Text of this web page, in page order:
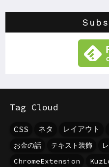
Tag Cloud
CSS ネタ レイアウト
お金の話
テキスト装飾
ChromeExtension